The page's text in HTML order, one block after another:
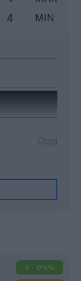
4 MIN
0 - 0%%